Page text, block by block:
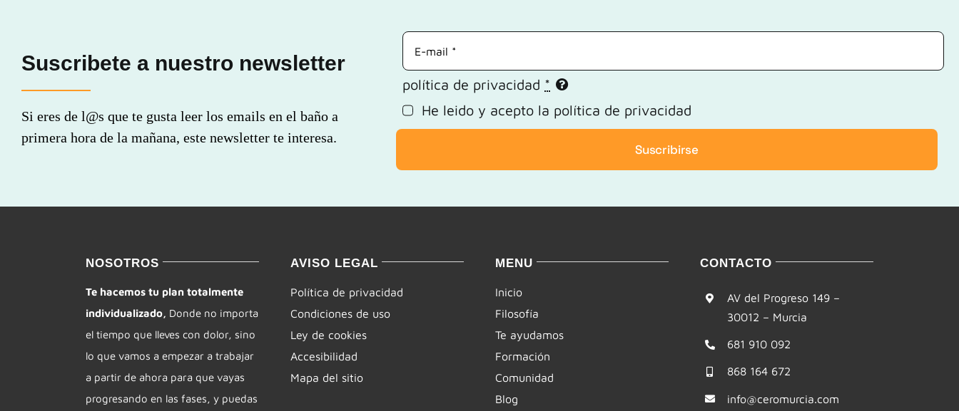
Suscribete a nuestro newsletter
Si eres de l@s que te gusta leer los emails en el baño a
primera hora de la mañana, este newsletter te interesa.
política de privacidad *
He leido y acepto la política de privacidad
Suscribirse
NOSOTROS
Te hacemos tu plan totalmente
individualizado, Donde no importa
el tiempo que lleves con dolor, sino
lo que vamos a empezar a trabajar
a partir de ahora para que vayas
progresando en las fases, y puedas
AVISO LEGAL
Política de privacidad
Condiciones de uso
Ley de cookies
Accesibilidad
Mapa del sitio
MENU
Inicio
Filosofía
Te ayudamos
Formación
Comunidad
Blog
CONTACTO
AV del Progreso 149 –
30012 – Murcia
681 910 092
868 164 672
info@ceromurcia.com